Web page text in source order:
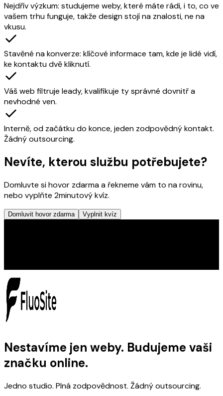
Nejdřív výzkum: studujeme weby, které máte rádi, i to, co ve
vašem trhu funguje, takže design stojí na znalosti, ne na
vkusu.
Stavěné na konverze: klíčové informace tam, kde je lidé vidí,
ke kontaktu dvě kliknutí.
Váš web filtruje leady, kvalifikuje ty správné dovnitř a
nevhodné ven.
Interně, od začátku do konce, jeden zodpovědný kontakt.
Žádný outsourcing.
Nevíte, kterou službu potřebujete?
Domluvte si hovor zdarma a řekneme vám to na rovinu,
nebo vyplňte 2minutový kvíz.
Domluvit hovor zdarma Vyplnit kvíz
Nestavíme jen weby. Budujeme vaši
značku online.
Jedno studio. Plná zodpovědnost. Žádný outsourcing.